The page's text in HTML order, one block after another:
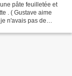
pâte feuilletée et
. ( Gustave aime
n'avais pas de